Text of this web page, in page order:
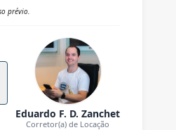
prévio.
Eduardo F. D. Zanchet
Corretor(a) de Locação